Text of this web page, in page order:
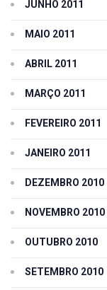
JUNHO 2011
MAIO 2011
ABRIL 2011
MARÇO 2011
FEVEREIRO 2011
JANEIRO 2011
DEZEMBRO 2010
NOVEMBRO 2010
OUTUBRO 2010
SETEMBRO 2010